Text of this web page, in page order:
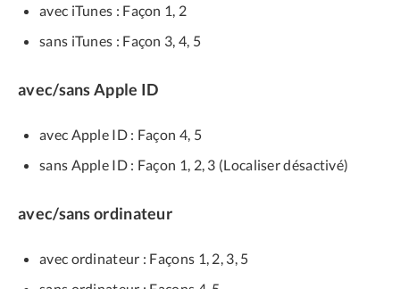
avec iTunes : Façon 1, 2
sans iTunes : Façon 3, 4, 5
avec/sans Apple ID
avec Apple ID : Façon 4, 5
sans Apple ID : Façon 1, 2, 3 (Localiser désactivé)
avec/sans ordinateur
avec ordinateur : Façons 1, 2, 3, 5